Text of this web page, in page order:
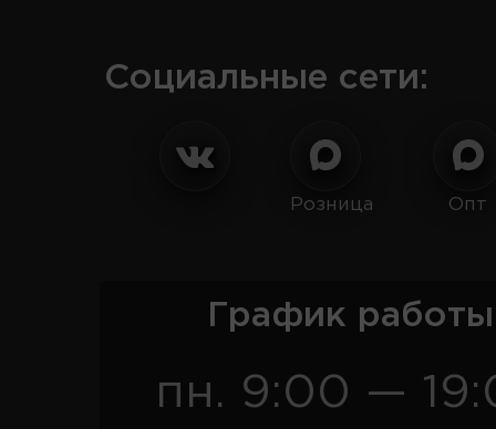
Социальные сети:
Розница Опт
График
пн. 9:00 —